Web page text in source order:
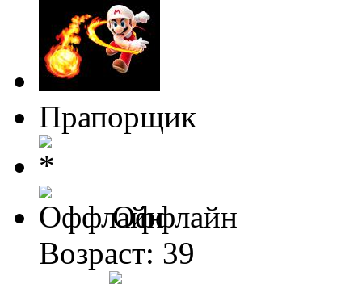
Прапорщик
Оффлайн
Возраст: 39